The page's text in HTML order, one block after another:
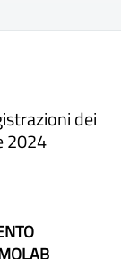
dei
2024